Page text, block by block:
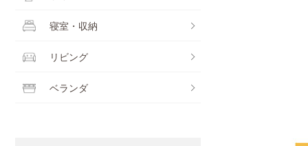
寝室・収納
リビング
ベランダ